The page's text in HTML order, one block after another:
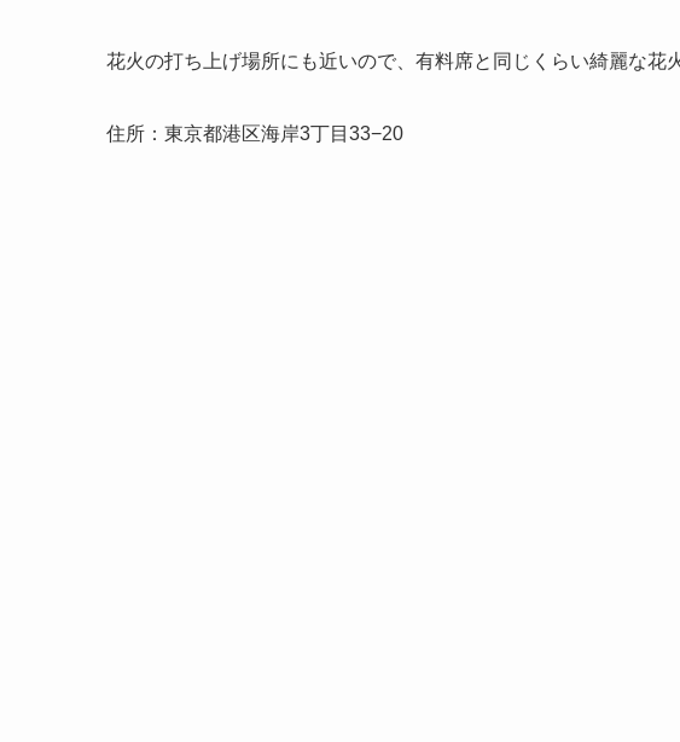
花火の打ち上げ場所にも近いので、有料席と同じくらい綺麗な花
住所：東京都港区海岸3丁目33−20